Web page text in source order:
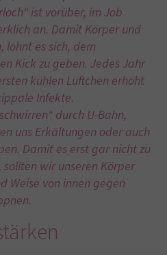
ist vorüber, im Job
an. Damit Körper und
lohnt es sich, dem
Kick zu geben. Jedes Jahr
kühlen Lüftchen erhöht
Infekte.
durch U-Bahn,
uns Erkältungen oder auch
Damit es erst gar nicht zu
wir unseren Körper
Weise von innen gegen